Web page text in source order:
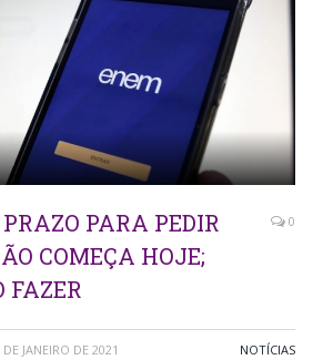
PARA PEDIR
COMEÇA HOJE;
FAZER
0
JANEIRO DE 2021 NOTÍCIAS